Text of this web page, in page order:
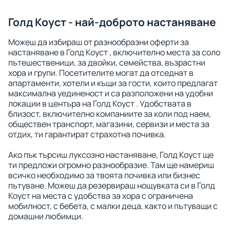
Голд Коуст - най-доброто настаняване
Можеш да избираш от разнообразни оферти за
настаняване в Голд Коуст , включително места за соло
пътешественици, за двойки, семейства, възрастни
хора и групи. Посетителите могат да отседнат в
апартаменти, хотели и къщи за гости, които предлагат
максимална уединеност и са разположени на удобни
локации в центъра на Голд Коуст . Удобствата в
близост, включително компаниите за коли под наем,
обществен транспорт, магазини, сервизи и места за
отдих, ти гарантират страхотна почивка.
Ако пък търсиш луксозно настаняване, Голд Коуст ще
ти предложи огромно разнообразие. Там ще намериш
всичко необходимо за твоята почивка или бизнес
пътуване. Можеш да резервираш нощувката си в Голд
Коуст на места с удобства за хора с ограничена
мобилност, с бебета, с малки деца, както и пътуващи с
домашни любимци.